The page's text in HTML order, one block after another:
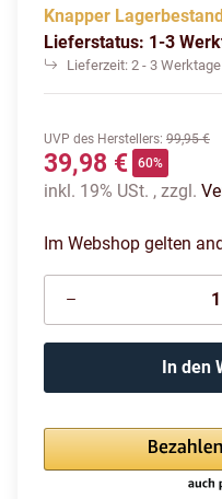
Knapper
Lieferstatus: 1-3
Lieferzeit: 2 - 3 Werktage
UVP des Herstellers: 99,95 €
39,98 € 60%
inkl. 19% USt. , zzgl.
Im Webshop gelten
In den